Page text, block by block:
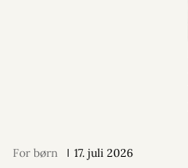
For børn 17. juli 2026